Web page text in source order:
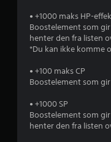
• +1000 maks HP-
Boostelement som
henter den fra listen
*Du kan ikke komme
• +100 maks CP
Boostelement som gir
• +1000 SP
Boostelement som
henter den fra listen